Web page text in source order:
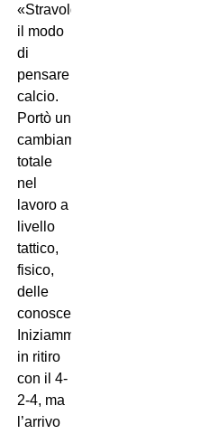
«Stravolgendo
il modo
di
pensare
calcio.
Portò un
cambiamento
totale
nel
lavoro a
livello
tattico,
fisico,
delle
conoscenze.
Iniziammo
in ritiro
con il 4-
2-4, ma
l’arrivo